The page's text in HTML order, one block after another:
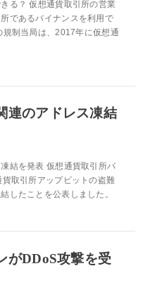
る？ 仮想通貨取引所の営業
であるバイナンスを利用で
規制当局は、2017年に仮想通
連のアドレス凍結
結を発表 仮想通貨取引所バ
取引所アップビットの盗難
したことを公表しました。
がDDoS攻撃を受